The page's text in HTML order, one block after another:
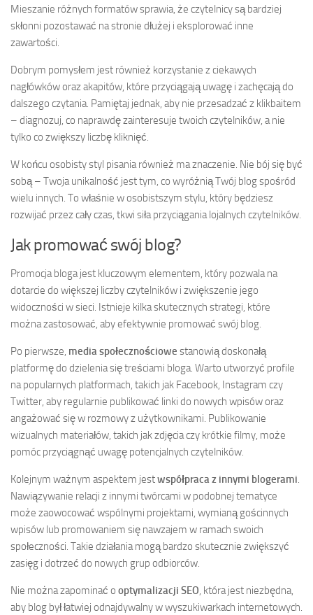
Mieszanie różnych formatów sprawia, że czytelnicy są bardziej
skłonni pozostawać na stronie dłużej i eksplorować inne
zawartości.
Dobrym pomysłem jest również korzystanie z ciekawych
nagłówków oraz akapitów, które przyciągają uwagę i zachęcają do
dalszego czytania. Pamiętaj jednak, aby nie przesadzać z klikbaitem
– diagnozuj, co naprawdę zainteresuje twoich czytelników, a nie
tylko co zwiększy liczbę kliknięć.
W końcu osobisty styl pisania również ma znaczenie. Nie bój się być
sobą – Twoja unikalność jest tym, co wyróżnią Twój blog spośród
wielu innych. To właśnie w osobistszym stylu, który będziesz
rozwijać przez cały czas, tkwi siła przyciągania lojalnych czytelników.
Jak promować swój blog?
Promocja bloga jest kluczowym elementem, który pozwala na
dotarcie do większej liczby czytelników i zwiększenie jego
widoczności w sieci. Istnieje kilka skutecznych strategi, które
można zastosować, aby efektywnie promować swój blog.
Po pierwsze, media społecznościowe stanowią doskonałą
platformę do dzielenia się treściami bloga. Warto utworzyć profile
na popularnych platformach, takich jak Facebook, Instagram czy
Twitter, aby regularnie publikować linki do nowych wpisów oraz
angażować się w rozmowy z użytkownikami. Publikowanie
wizualnych materiałów, takich jak zdjęcia czy krótkie filmy, może
pomóc przyciągnąć uwagę potencjalnych czytelników.
Kolejnym ważnym aspektem jestwspółpraca z innymi blogerami.
Nawiązywanie relacji z innymi twórcami w podobnej tematyce
może zaowocować wspólnymi projektami, wymianą gościnnych
wpisów lub promowaniem się nawzajem w ramach swoich
społeczności. Takie działania mogą bardzo skutecznie zwiększyć
zasięg i dotrzeć do nowych grup odbiorców.
Nie można zapominać o optymalizacji SEO, która jest niezbędna,
aby blog był łatwiej odnajdywalny w wyszukiwarkach internetowych.